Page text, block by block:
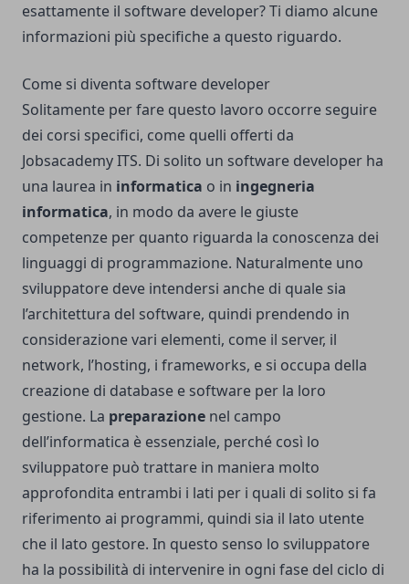
esattamente il software developer? Ti diamo alcune
informazioni più specifiche a questo riguardo.
Come si diventa software developer
Solitamente per fare questo lavoro occorre seguire
dei corsi specifici, come quelli offerti da
Jobsacademy ITS. Di solito un software developer ha
una laurea in informatica o in ingegneria
informatica, in modo da avere le giuste
competenze per quanto riguarda la conoscenza dei
linguaggi di programmazione. Naturalmente uno
sviluppatore deve intendersi anche di quale sia
l’architettura del software, quindi prendendo in
considerazione vari elementi, come il server, il
network, l’hosting, i frameworks, e si occupa della
creazione di database e software per la loro
gestione. La preparazione nel campo
dell’informatica è essenziale, perché così lo
sviluppatore può trattare in maniera molto
approfondita entrambi i lati per i quali di solito si fa
riferimento ai programmi, quindi sia il lato utente
che il lato gestore. In questo senso lo sviluppatore
ha la possibilità di intervenire in ogni fase del ciclo di